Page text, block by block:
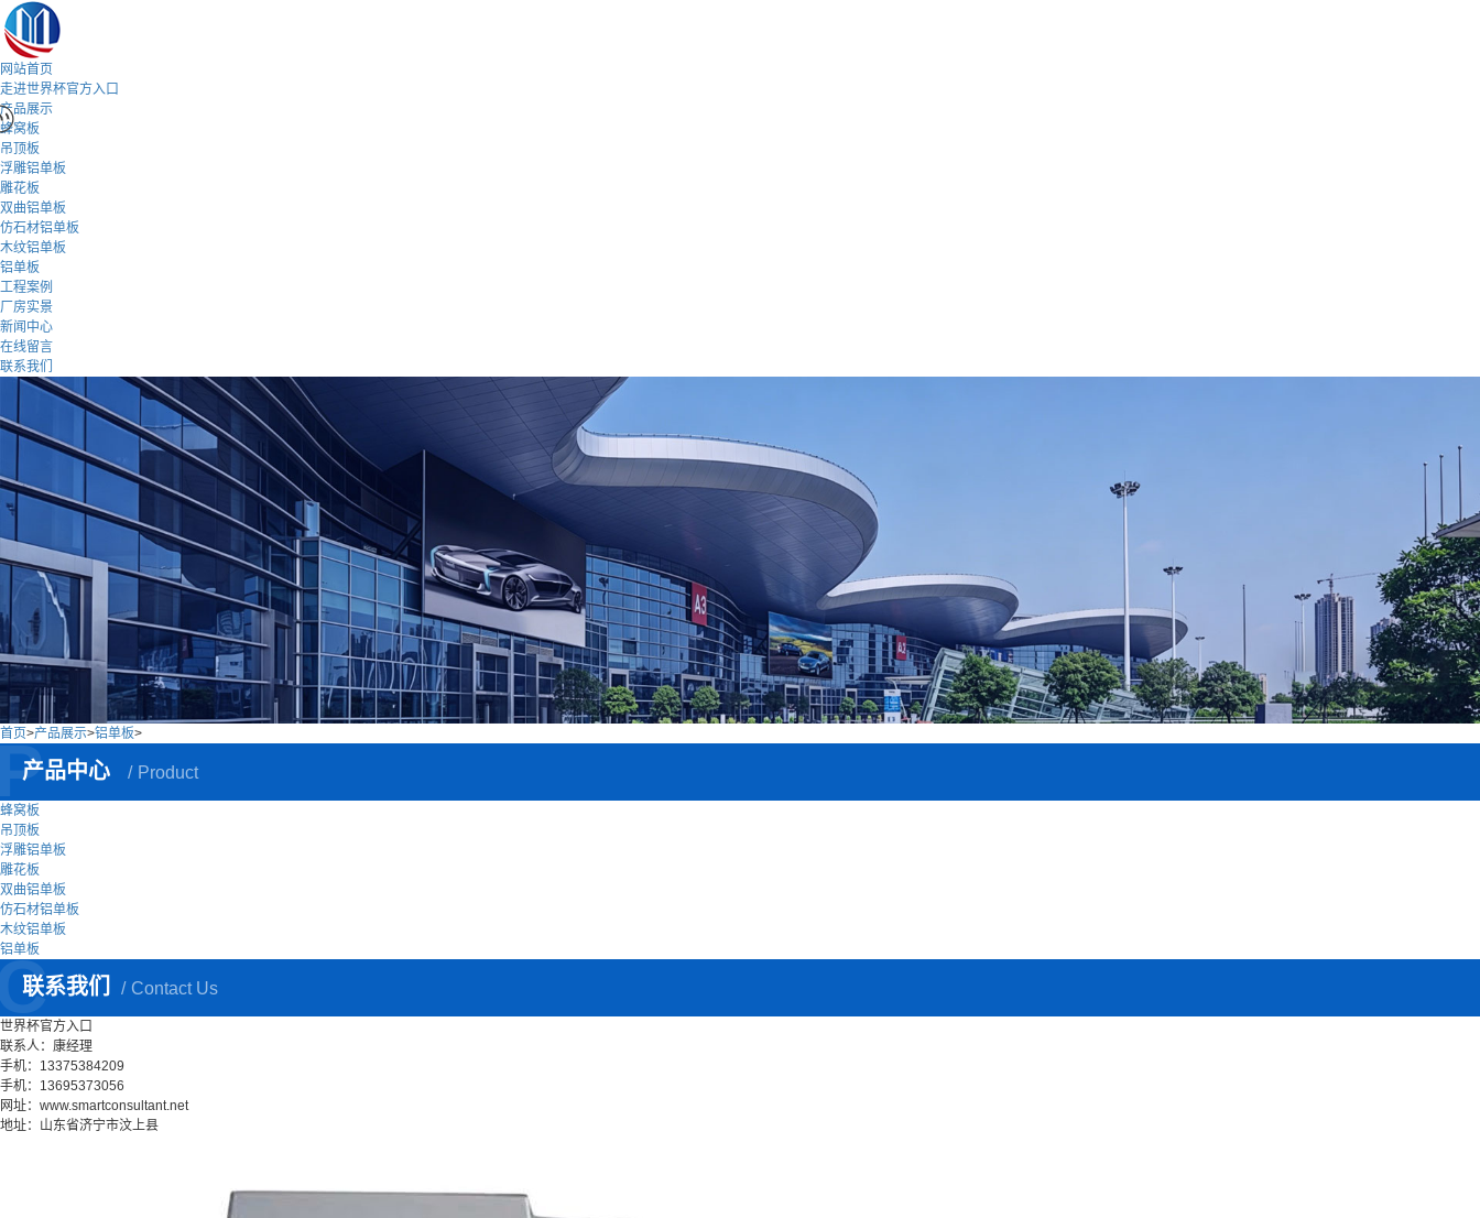
网站首页
走进世界杯官方入口
产品展示
蜂窝板
吊顶板
浮雕铝单板
雕花板
双曲铝单板
仿石材铝单板
木纹铝单板
铝单板
工程案例
厂房实景
新闻中心
在线留言
联系我们
首页>产品展示>铝单板>
产品中心 Product
蜂窝板
吊顶板
浮雕铝单板
雕花板
双曲铝单板
仿石材铝单板
木纹铝单板
铝单板
联系我们 Contact Us
世界杯官方入口
联系人：康经理
手机：13375384209
手机：13695373056
网址：www.smartconsultant.net
地址：山东省济宁市汶上县